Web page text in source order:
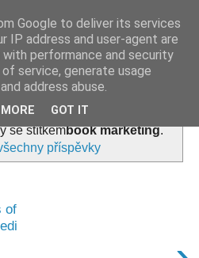
se štítkembook marketing.
příspěvky
of
Google to deliver its services
IP address and user-agent are
performance and security
service, generate usage
address abuse.
GOT IT